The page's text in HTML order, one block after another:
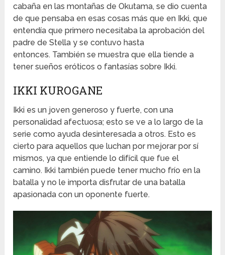
cabaña en las montañas de Okutama, se dio cuenta
de que pensaba en esas cosas más que en Ikki, que
entendía que primero necesitaba la aprobación del
padre de Stella y se contuvo hasta
entonces. También se muestra que ella tiende a
tener sueños eróticos o fantasías sobre Ikki.
IKKI KUROGANE
Ikki es un joven generoso y fuerte, con una
personalidad afectuosa; esto se ve a lo largo de la
serie como ayuda desinteresada a otros. Esto es
cierto para aquellos que luchan por mejorar por sí
mismos, ya que entiende lo difícil que fue el
camino. Ikki también puede tener mucho frío en la
batalla y no le importa disfrutar de una batalla
apasionada con un oponente fuerte.